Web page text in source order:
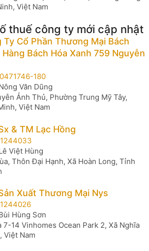
Việt Nam
thuế công ty mới cập nhật
Ty Cổ Phần Thương Mại Bách
Hàng Bách Hóa Xanh 759 Nguyễn
180
Văn Dũng
Ảnh Thủ, Phường Trung Mỹ Tây,
Việt Nam
& TM Lạc Hồng
Việt Hùng
Thôn Đại Hạnh, Xã Hoàn Long, Tỉnh
Xuất Thương Mại Nys
Hùng Sơn
7-14 Vinhomes Ocean Park 2, Xã Nghĩa
Việt Nam